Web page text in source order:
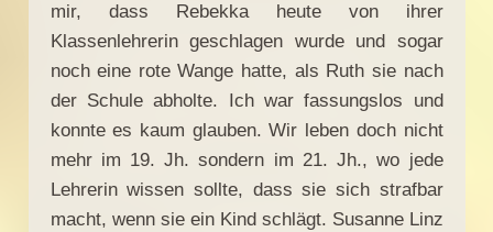
mir, dass Rebekka heute von ihrer
Klassenlehrerin geschlagen wurde und sogar
noch eine rote Wange hatte, als Ruth sie nach
der Schule abholte. Ich war fassungslos und
konnte es kaum glauben. Wir leben doch nicht
mehr im 19. Jh. sondern im 21. Jh., wo jede
Lehrerin wissen sollte, dass sie sich strafbar
macht, wenn sie ein Kind schlägt. Susanne Linz